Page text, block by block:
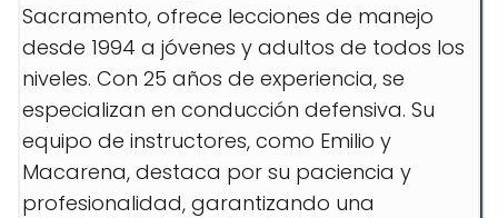
Sacramento, ofrece lecciones de manejo
desde 1994 a jóvenes y adultos de todos los
niveles. Con 25 años de experiencia, se
especializan en conducción defensiva. Su
equipo de instructores, como Emilio y
Macarena, destaca por su paciencia y
profesionalidad, garantizando una